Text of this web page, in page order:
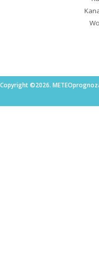
Copyright ©2026.